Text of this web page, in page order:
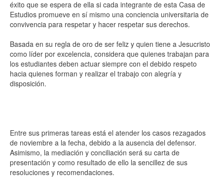
éxito que se espera de ella si cada integrante de esta Casa de
Estudios promueve en sí mismo una conciencia universitaria de
convivencia para respetar y hacer respetar sus derechos.
Basada en su regla de oro de ser feliz y quien tiene a Jesucristo
como líder por excelencia, considera que quienes trabajan para
los estudiantes deben actuar siempre con el debido respeto
hacia quienes forman y realizar el trabajo con alegría y
disposición.
Entre sus primeras tareas está el atender los casos rezagados
de noviembre a la fecha, debido a la ausencia del defensor.
Asimismo, la mediación y conciliación será su carta de
presentación y como resultado de ello la sencillez de sus
resoluciones y recomendaciones.